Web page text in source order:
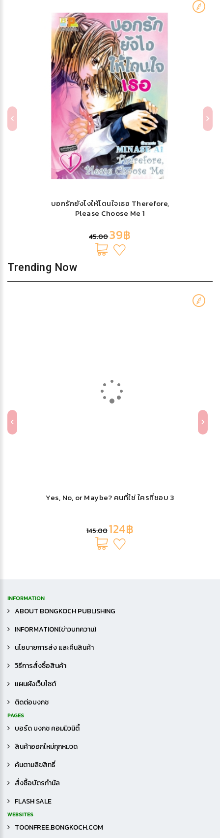
บอกรักยังไงให้โดนใจเธอ Therefore,
Please Choose Me 1
45.0039฿
Trending Now
Yes, No, or Maybe? คนที่ใช่ ใครที่ชอบ 3
145.00124฿
INFORMATION
ABOUT BONGKOCH PUBLISHING
INFORMATION(ข่าวบทความ)
นโยบายการส่ง และคืนสินค้า
วิธีการสั่งซื้อสินค้า
แผนผังเว็บไซต์
ติดต่อบงกช
PAGES
บอร์ด บงกช คอมมิวนิตี้
สินค้าออกใหม่ทุกหมวด
ค้นตามลิขสิทธิ์
สั่งซื้อบัตรกำนัล
FLASH SALE
WEBSITES
TOONFREE.BONGKOCH.COM